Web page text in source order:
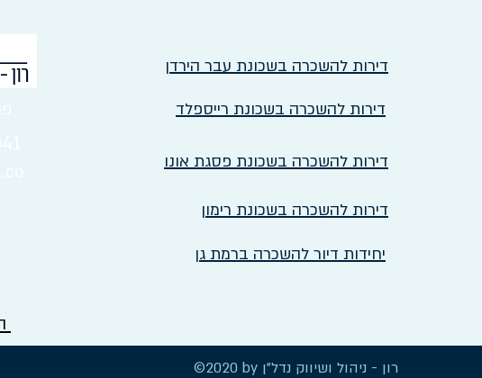
דירות להשכרה בשכונת עבר הירדן
דירות להשכרה בשכונת רייספלד
דירות להשכרה בשכונת פסגת אונו
דירות להשכרה בשכונת רימון
יחידות דיור להשכרה ברמת גן
©2020 by רון - ניהול ושיווק נדל"ן